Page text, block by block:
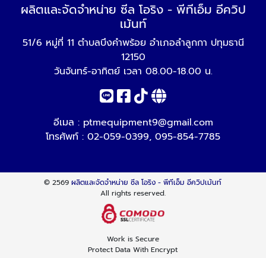
ผลิตและจัดจำหน่าย ซีล โอริง - พีทีเอ็ม อีควิป
เม้นท์
51/6 หมู่ที่ 11 ตำบลบึงคำพร้อย อำเภอลำลูกกา ปทุมธานี
12150
วันจันทร์-อาทิตย์ เวลา 08.00-18.00 น.
อีเมล : ptmequipment9@gmail.com
โทรศัพท์ : 02-059-0399, 095-854-7785
© 2569ผลิตและจัดจำหน่าย ซีล โอริง - พีทีเอ็ม อีควิปเม้นท์
All rights reserved.
Work is Secure
Protect Data With Encrypt